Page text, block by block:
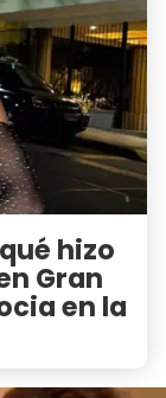
hizo
Gran
en la